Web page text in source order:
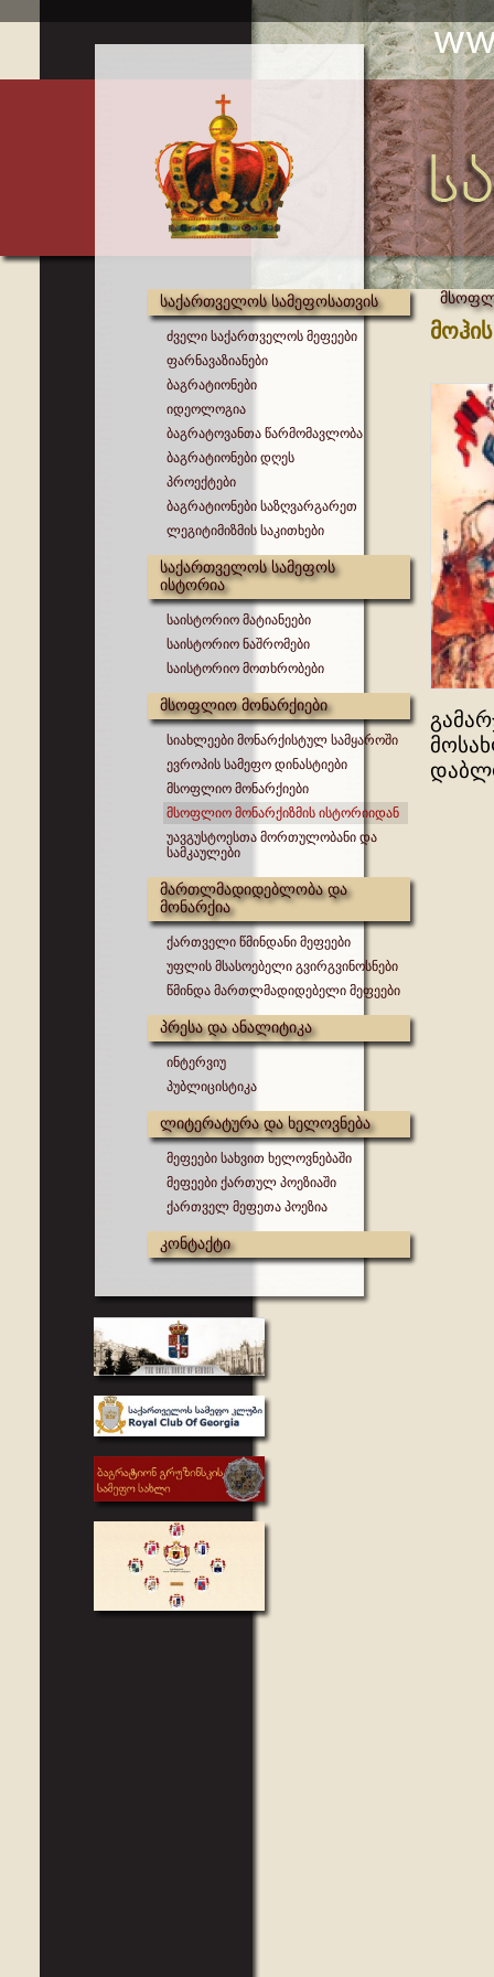
საქართველოს სამეფოსათვის
ძველი საქართველოს მეფეები
ფარნავაზიანები
ბაგრატიონები
იდეოლოგია
ბაგრატოვანთა წარმომავლობა
ბაგრატიონები დღეს
პროექტები
ბაგრატიონები საზღვარგარეთ
ლეგიტიმიზმის საკითხები
საქართველოს სამეფოს
ისტორია
საისტორიო მატიანეები
საისტორიო ნაშრომები
საისტორიო მოთხრობები
მსოფლიო მონარქიები
სიახლეები მონარქისტულ სამყაროში
ევროპის სამეფო დინასტიები
მსოფლიო მონარქიები
მსოფლიო მონარქიზმის ისტორიიდან
უავგუსტოესთა მორთულობანი და
სამკაულები
მართლმადიდებლობა და
მონარქია
ქართველი წმინდანი მეფეები
უფლის მსასოებელი გვირგვინოსნები
წმინდა მართლმადიდებელი მეფეები
პრესა და ანალიტიკა
ინტერვიუ
პუბლიცისტიკა
ლიტერატურა და ხელოვნება
მეფეები სახვით ხელოვნებაში
მეფეები ქართულ პოეზიაში
ქართველ მეფეთა პოეზია
კონტაქტი